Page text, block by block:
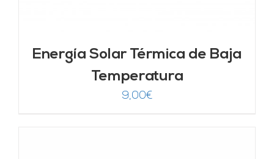
Energía Solar Térmica de Baja
Temperatura
9,00€